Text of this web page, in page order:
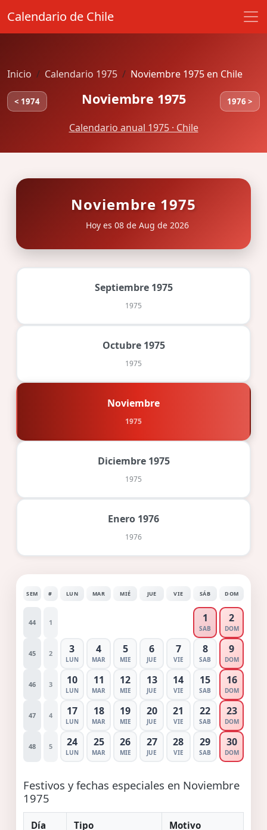
Calendario de Chile
Inicio Calendario 1975 Noviembre 1975 en Chile
< 1974 Noviembre 1975 1976 >
Calendario anual 1975 · Chile
Noviembre 1975
Hoy es 08 de Aug de 2026
Septiembre 1975
1975
Octubre 1975
1975
Noviembre
1975
Diciembre 1975
1975
Enero 1976
1976
SEM # LUN MAR MIÉ JUE VIE SÁB DOM
44 1 1
SAB
2
DOM
45 2 3
LUN
4
MAR
5
MIE
6
JUE
7
VIE
8
SAB
9
DOM
46 3 10
LUN
11
MAR
12
MIE
13
JUE
14
VIE
15
SAB
16
DOM
47 4 17
LUN
18
MAR
19
MIE
20
JUE
21
VIE
22
SAB
23
DOM
48 5 24
LUN
25
MAR
26
MIE
27
JUE
28
VIE
29
SAB
30
DOM
Festivos y fechas especiales en Noviembre
1975
Día Tipo Motivo